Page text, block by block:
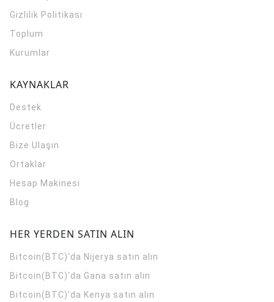
Gizlilik Politikası
Toplum
Kurumlar
KAYNAKLAR
Destek
Ücretler
Bize Ulaşın
Ortaklar
Hesap Makinesi
Blog
HER YERDEN SATIN ALIN
Bitcoin(BTC)'da Nijerya satın alın
Bitcoin(BTC)'da Gana satın alın
Bitcoin(BTC)'da Kenya satın alın